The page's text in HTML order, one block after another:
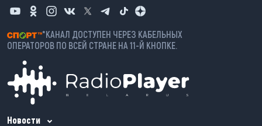
*КАНАЛ ДОСТУПЕН ЧЕРЕЗ КАБЕЛЬНЫХ
ОПЕРАТОРОВ ПО ВСЕЙ СТРАНЕ НА 11-Й КНОПКЕ.
Новости